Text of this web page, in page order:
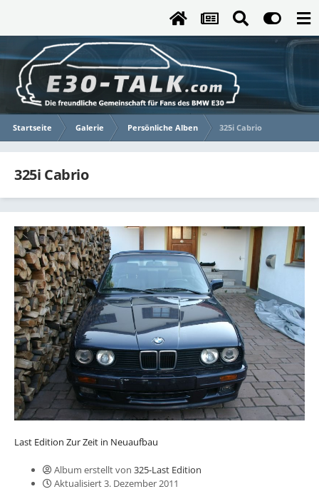
Startseite Galerie Persönliche Alben 325i Cabrio
325i Cabrio
Last Edition Zur Zeit in Neuaufbau
Album erstellt von 325-Last Edition
Aktualisiert3. Dezember 2011